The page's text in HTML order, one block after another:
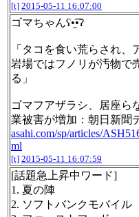
[t] 2015-05-11 16:07:00
ゴマちゃんʕ•̫͡•ʔ
「タコを食い荒らされ、
岩場ではフノリが汚物で
る」
ゴマフアザラシ、居座
業被害が増加：朝日新聞
asahi.com/sp/articles/
ml
[t] 2015-05-11 16:07:59
[話題急上昇中ワード]
1. 夏の陣
2. ソフトバンクモバイル